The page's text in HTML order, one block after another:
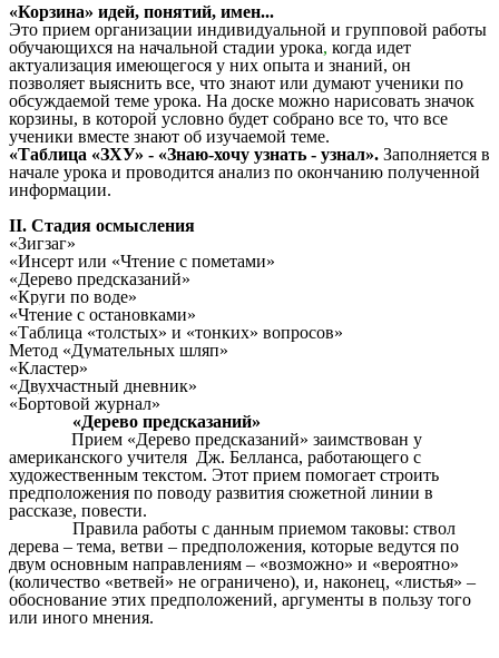
«Корзина» идей, понятий, имен...
Это прием организации индивидуальной и групповой работы
обучающихся на начальной стадии урока, когда идет
актуализация имеющегося у них опыта и знаний, он
позволяет выяснить все, что знают или думают ученики по
обсуждаемой теме урока. На доске можно нарисовать значок
корзины, в которой условно будет собрано все то, что все
ученики вместе знают об изучаемой теме.
«Таблица «ЗХУ» - «Знаю-хочу узнать - узнал». Заполняется в
начале урока и проводится анализ по окончанию полученной
информации.
II. Стадия осмысления
«Зигзаг»
«Инсерт или «Чтение с пометами»
«Дерево предсказаний»
«Круги по воде»
«Чтение с остановками»
«Таблица «толстых» и «тонких» вопросов»
Метод «Думательных шляп»
«Кластер»
«Двухчастный дневник»
«Бортовой журнал»
«Дерево предсказаний»
Прием «Дерево предсказаний» заимствован у
американского учителя Дж. Белланса, работающего с
художественным текстом. Этот прием помогает строить
предположения по поводу развития сюжетной линии в
рассказе, повести.
Правила работы с данным приемом таковы: ствол
дерева – тема, ветви – предположения, которые ведутся по
двум основным направлениям – «возможно» и «вероятно»
(количество «ветвей» не ограничено), и, наконец, «листья» –
обоснование этих предположений, аргументы в пользу того
или иного мнения.